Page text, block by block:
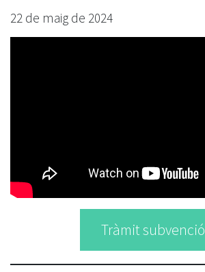
22 de maig de 2024
Tràmit subvenció